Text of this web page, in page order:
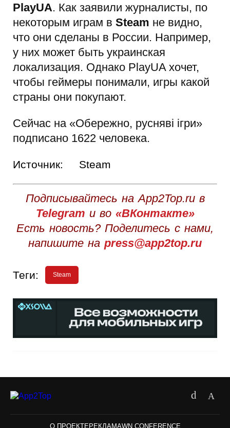
PlayUA. Как заявили журналисты, по
некоторым играм в Steam не видно,
что они сделаны в России. Например,
у них может быть украинская
локализация. Однако PlayUA хочет,
чтобы геймеры понимали, игры какой
страны они покупают.
Сейчас на «Обережно, русняві ігри»
подписано 1622 человека.
Источник: Steam
Подписывайтесь на App2Top.ru в
Telegram и во «ВКонтакте»
Есть новость? Поделитесь с нами,
напишите на press@app2top.ru
Теги: Steam
О ПРОЕКТЕРЕКЛАМАWN CONFERENCE